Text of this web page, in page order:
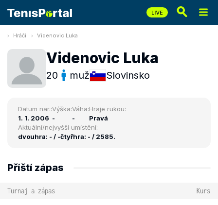
Hráči Videnovic Luka
Videnovic Luka
20 muž Slovinsko
Datum nar.:
1. 1. 2006
Výška:
-
Váha:
-
Hraje rukou:
Pravá
Aktuální/nejvyšší umístění:
dvouhra: - / -čtyřhra: - / 2585.
Příští zápas
Turnaj a zápas Kurs